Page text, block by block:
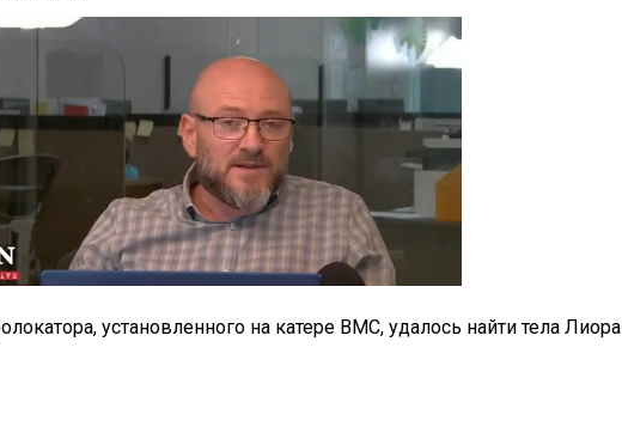
установленного на катере ВМС, удалось найти тела Лиора